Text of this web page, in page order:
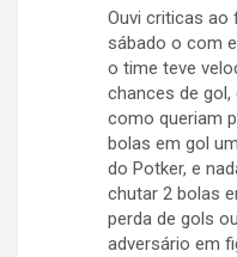
Ouvi criticas ao
sábado o com
o time teve
chances de
como queriam
bolas em gol
do Potker, e
chutar 2 bolas
perda de gols
adversário em